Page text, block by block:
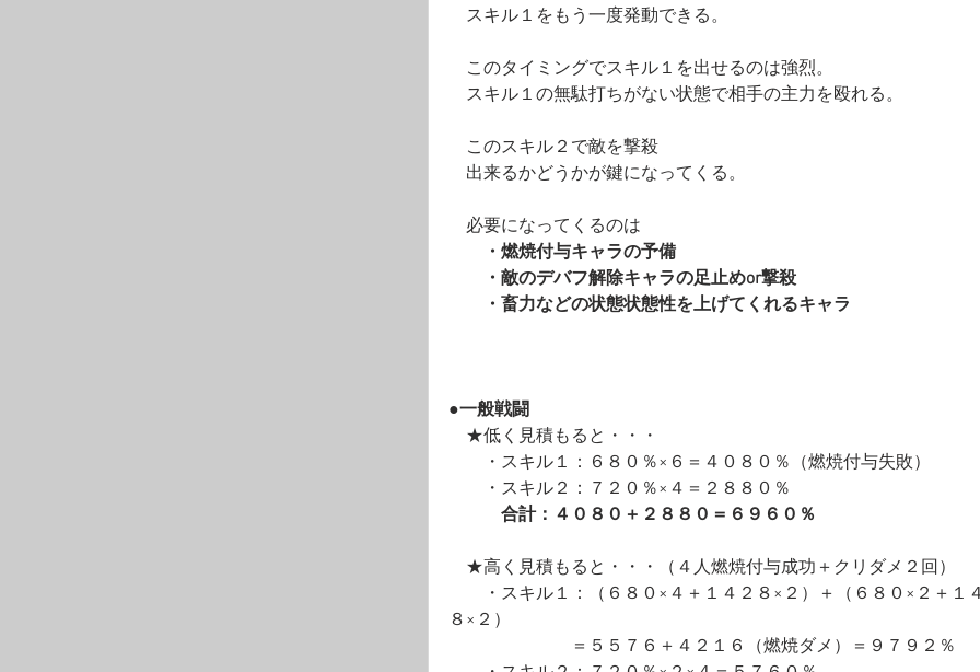
スキル１をもう一度発動できる。
このタイミングでスキル１を出せるのは強烈。
スキル１の無駄打ちがない状態で相手の主力を殴れる。
このスキル２で敵を撃殺
出来るかどうかが鍵になってくる。
必要になってくるのは
・燃焼付与キャラの予備
・敵のデバフ解除キャラの足止めor撃殺
・畜力などの状態状態性を上げてくれるキャラ
●一般戦闘
★低く見積もると・・・
・スキル１：６８０％×６＝４０８０％（燃焼付与失敗）
・スキル２：７２０％×４＝２８８０％
合計：４０８０＋２８８０＝６９６０％
★高く見積もると・・・（４人燃焼付与成功＋クリダメ２回）
・スキル１：（６８０×４＋１４２８×２）＋（６８０×２＋１
８×２）
＝５５７６＋４２１６（燃焼ダメ）＝９７９２％